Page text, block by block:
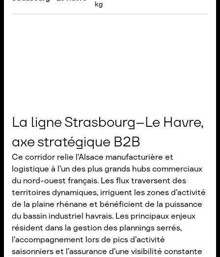
kg
La ligne Strasbourg–Le Havre,
axe stratégique B2B
Ce corridor relie l’Alsace manufacturière et
logistique à l’un des plus grands hubs commerciaux
du nord-ouest français. Les flux traversent des
territoires dynamiques, irriguent les zones d’activité
de la plaine rhénane et bénéficient de la puissance
du bassin industriel havrais. Les principaux enjeux
résident dans la gestion des plannings serrés,
l’accompagnement lors de pics d’activité
saisonniers et l’assurance d’une visibilité constante